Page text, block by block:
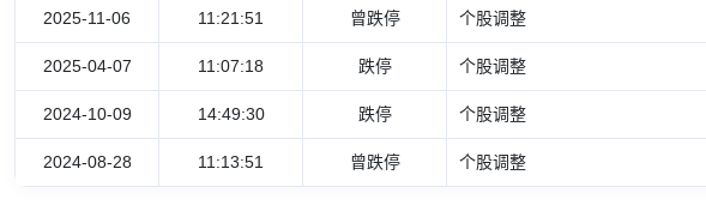
2025-11-06 11:21:51 曾跌停 个股调整
2025-04-07 11:07:18 跌停 个股调整
2024-10-09 14:49:30 跌停 个股调整
2024-08-28 11:13:51 曾跌停 个股调整